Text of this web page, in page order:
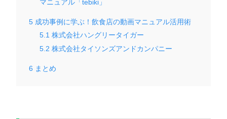
マニュアル「tebiki」
5 成功事例に学ぶ！飲食店の動画マニュアル活用術
5.1 株式会社ハングリータイガー
5.2 株式会社タイソンズアンドカンパニー
6 まとめ